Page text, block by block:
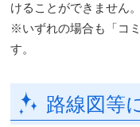
けることができません。
※いずれの場合も「コ
す。
路線図等